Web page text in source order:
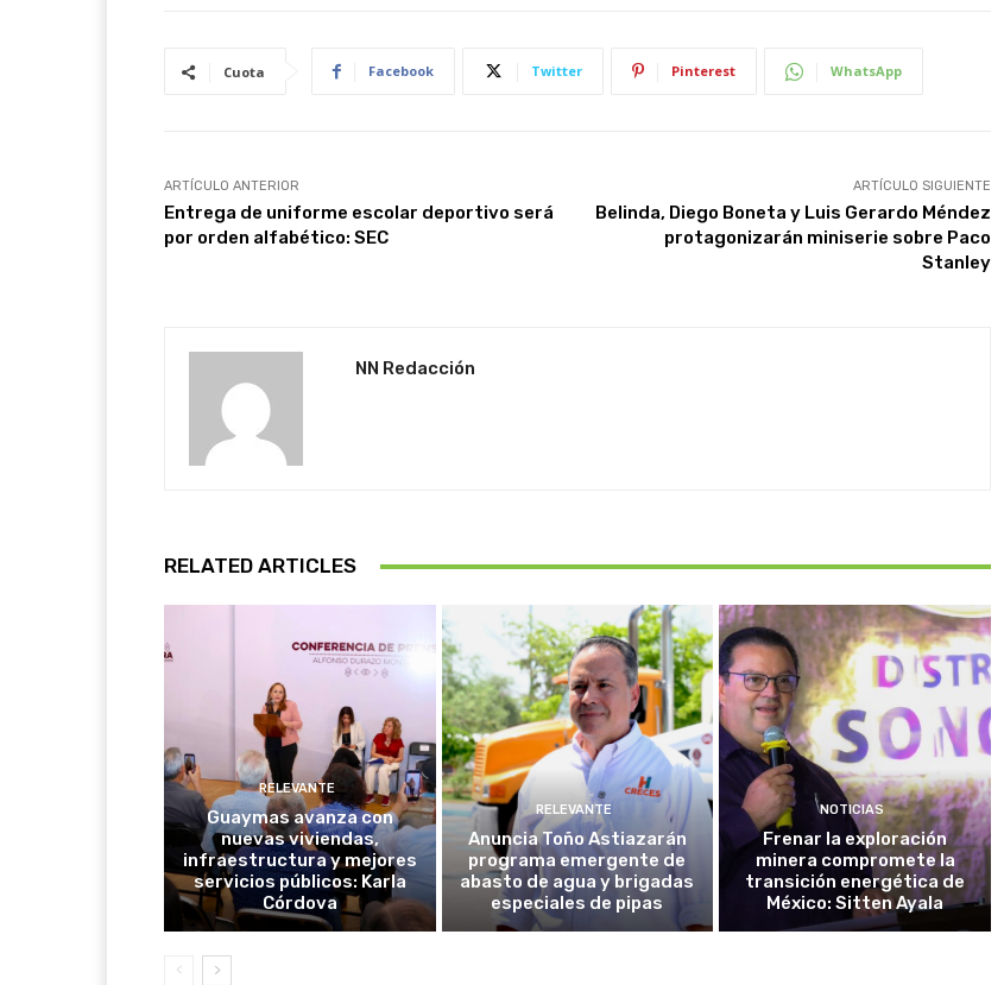
Cuota Facebook Twitter Pinterest WhatsApp
ARTÍCULO ANTERIOR
Entrega de uniforme escolar deportivo será
por orden alfabético: SEC
ARTÍCULO SIGUIENTE
Belinda, Diego Boneta y Luis Gerardo Méndez
protagonizarán miniserie sobre Paco
Stanley
NN Redacción
RELATED ARTICLES
RELEVANTE
Guaymas avanza con
nuevas viviendas,
infraestructura y mejores
servicios públicos: Karla
Córdova
RELEVANTE
Anuncia Toño Astiazarán
programa emergente de
abasto de agua y brigadas
especiales de pipas
NOTICIAS
Frenar la exploración
minera compromete la
transición energética de
México: Sitten Ayala